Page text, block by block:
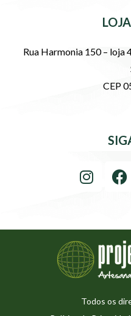
Rua Harmonia 150 – loja
CEP
Todos os